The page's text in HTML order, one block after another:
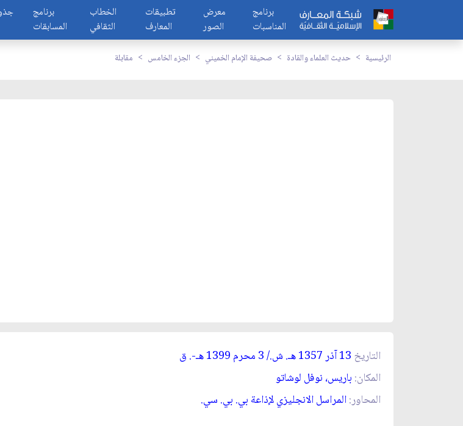
برنامج
المسابقات
الخطاب
الثقافي
تطبيقات
المعارف
معرض
الصور
برنامج
المناسبات
الرئيسية حديث العلماء والقادة صحيفة الإمام الخميني الجزء الخامس مقابلة
التاريخ 13 آذر 1357 هـ. ش./ 3 محرم 1399 هـ-. ق‏
المكان: باريس، نوفل لوشاتو
المحاور:المراسل الانجليزي لإذاعة بي. بي. سي.